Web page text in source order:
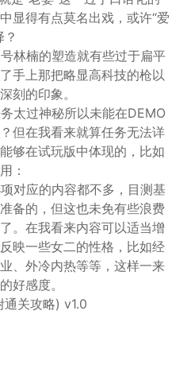
显得有点莫名出戏，或许“爱
林楠的塑造就有些过于扁平
手上那把略显高科技的枪以
刻的印象。
太过神秘所以未能在DEMO
但在我看来就算任务无法详
够在试玩版中体现的，比如
：
对应的内容都不多，目测基
备的，但这也未免有些浪费
。在我看来内容可以适当增
映一些女二的性格，比如经
、外冷内热等等，这样一来
好感度。